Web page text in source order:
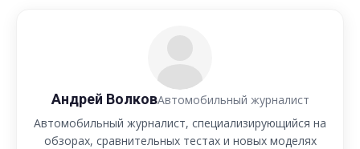
Андрей ВолковАвтомобильный журналист
Автомобильный журналист, специализирующийся на
обзорах, сравнительных тестах и новых моделях